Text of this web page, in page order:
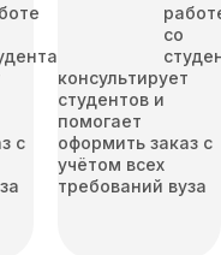
с
со
консультирует
студентов и
помогает
оформить заказ с
учётом всех
требований вуза